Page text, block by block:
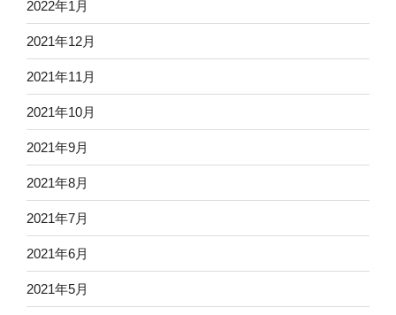
2022年1月
2021年12月
2021年11月
2021年10月
2021年9月
2021年8月
2021年7月
2021年6月
2021年5月